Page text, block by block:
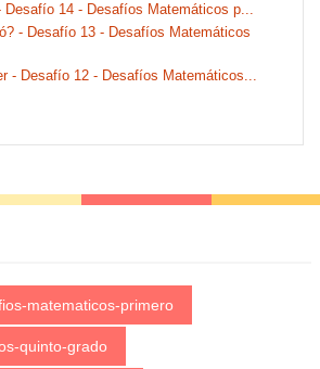
Desafío 14 - Desafíos Matemáticos p...
- Desafío 13 - Desafíos Matemáticos
- Desafío 12 - Desafíos Matemáticos...
matematicos-primero
quinto-grado